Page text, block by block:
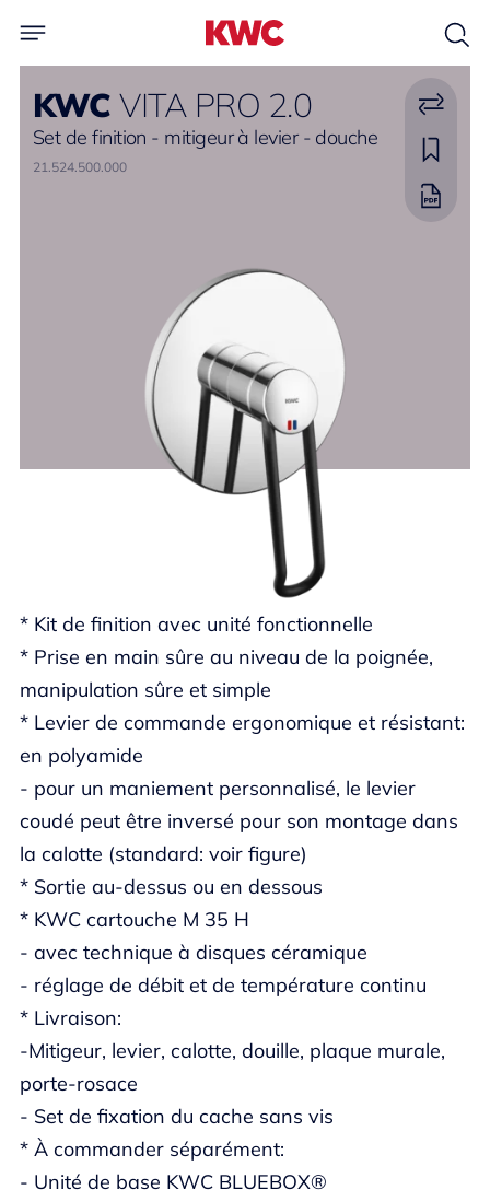
KWCVITA PRO 2.0
Set de finition - mitigeur à levier - douche
21.524.500.000
* Kit de finition avec unité fonctionnelle
* Prise en main sûre au niveau de la poignée,
manipulation sûre et simple
* Levier de commande ergonomique et résistant:
en polyamide
- pour un maniement personnalisé, le levier
coudé peut être inversé pour son montage dans
la calotte (standard: voir figure)
* Sortie au-dessus ou en dessous
* KWC cartouche M 35 H
- avec technique à disques céramique
- réglage de débit et de température continu
* Livraison:
-Mitigeur, levier, calotte, douille, plaque murale,
porte-rosace
- Set de fixation du cache sans vis
* À commander séparément:
- Unité de base KWC BLUEBOX®